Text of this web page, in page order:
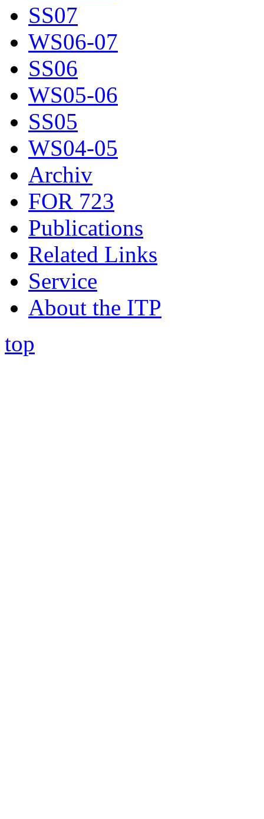
SS07
WS06-07
SS06
WS05-06
SS05
WS04-05
Archiv
FOR 723
Publications
Related Links
Service
About the ITP
top